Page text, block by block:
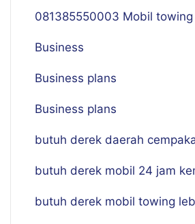
081385550003 Mobil towing
Business
Business plans
Business plans
butuh derek daerah
butuh derek mobil 24 jam
butuh derek mobil towing